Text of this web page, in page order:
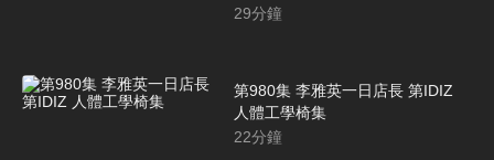
29分鐘
第980集 李雅英一日店長 第IDIZ
人體工學椅集
22分鐘